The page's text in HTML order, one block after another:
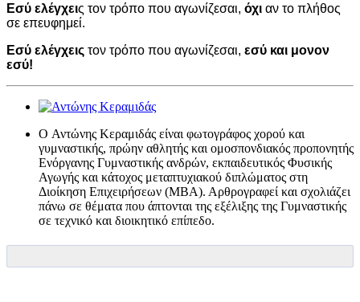
Εσύ ελέγχεις τον τρόπο που αγωνίζεσαι, όχι αν το πλήθος
σε επευφημεί.
Εσύ ελέγχεις τον τρόπο που αγωνίζεσαι, εσύ και μονον
εσύ!
O Αντώνης Κεραμιδάς είναι φωτογράφος χορού και
γυμναστικής, πρώην αθλητής και ομοσπονδιακός προπονητής
Ενόργανης Γυμναστικής ανδρών, εκπαιδευτικός Φυσικής
Αγωγής και κάτοχος μεταπτυχιακού διπλώματος στη
Διοίκηση Επιχειρήσεων (ΜΒΑ). Αρθρογραφεί και σχολιάζει
πάνω σε θέματα που άπτονται της εξέλιξης της Γυμναστικής
σε τεχνικό και διοικητικό επίπεδο.